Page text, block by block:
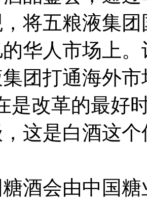
将五粮液集
华人市场上
团打通海外
改革的最好时
这是白酒这
会由中国糖